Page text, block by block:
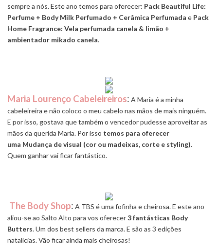
sempre a nós. Este ano temos para oferecer: Pack Beautiful Life:
Perfume + Body Milk Perfumado + Cerâmica Perfumada e Pack
Home Fragrance: Vela perfumada canela & limão +
ambientador mikado canela.
Maria Lourenço Cabeleireiros: A Maria é a minha
cabeleireira e não coloco o meu cabelo nas mãos de mais ninguém.
E por isso, gostava que também o vencedor pudesse aproveitar as
mãos da querida Maria. Por isso temos para oferecer
uma Mudança de visual (cor ou madeixas, corte e styling).
Quem ganhar vai ficar fantástico.
The Body Shop: A TBS é uma fofinha e cheirosa. E este ano
aliou-se ao Salto Alto para vos oferecer3 fantásticas Body
Butters. Um dos best sellers da marca. E são as 3 edições
natalícias. Vão ficar ainda mais cheirosas!